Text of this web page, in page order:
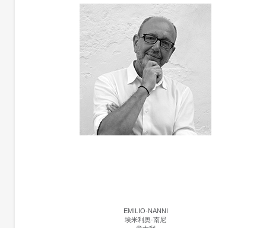
EMILIO-NANNI
埃米利奥·南尼